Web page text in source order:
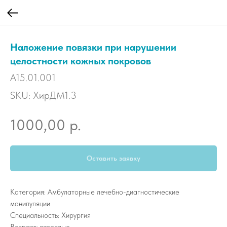
Наложение повязки при нарушении
целостности кожных покровов
A15.01.001
SKU: ХирДМ1.3
1000,00 р.
Оставить заявку
Категория: Амбулаторные лечебно-диагностические
манипуляции
Специальность: Хирургия